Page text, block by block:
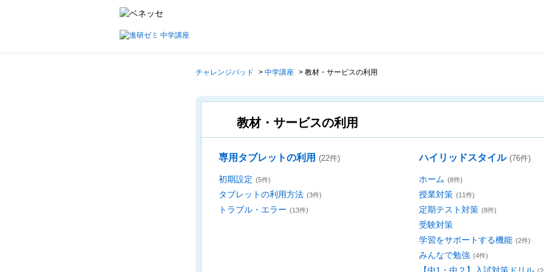
チャレンジパッド > 中学講座 > 教材・サービスの利用
教材・サービスの利用
専用タブレットの利用 (22件)
初期設定 (5件)
タブレットの利用方法 (3件)
トラブル・エラー (13件)
ハイリッドスタイル (76件)
ホーム (8件)
授業対策 (11件)
定期テスト対策 (8件)
受験対策
学習をサポートする機能 (2件)
みんなで勉強 (4件)